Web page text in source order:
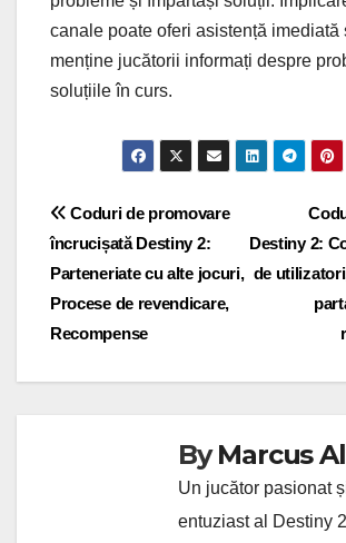
canale poate oferi asistență imediată
menține jucătorii informați despre
soluțiile în curs.
Post
navigation
Destiny 2:
de
Coduri de promovare
încrucișată Destiny 2:
Parteneriate cu alte jocuri,
Procese de revendicare,
Recompense
ByMarcus
Un jucător pasionat
entuziast al Destiny